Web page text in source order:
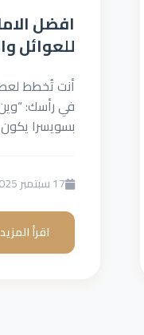
افضل
أنت تُخطط
في رأسك:
بسويسرا
17 سبتمبر 2025
اقرأ المزيد